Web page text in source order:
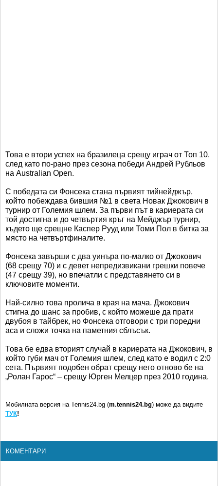
Това е втори успех на бразилеца срещу играч от Топ 10,
след като по-рано през сезона победи Андрей Рубльов
на Australian Open.
С победата си Фонсека стана първият тийнейджър,
който побеждава бившия №1 в света Новак Джокович в
турнир от Големия шлем. За първи път в кариерата си
той достигна и до четвъртия кръг на Мейджър турнир,
където ще срещне Каспер Рууд или Томи Пол в битка за
място на четвъртфиналите.
Фонсека завърши с два уинъра по-малко от Джокович
(68 срещу 70) и с девет непредизвикани грешки повече
(47 срещу 39), но впечатли с представянето си в
ключовите моменти.
Най-силно това пролича в края на мача. Джокович
стигна до шанс за пробив, с който можеше да прати
двубоя в тайбрек, но Фонсека отговори с три поредни
аса и сложи точка на паметния сблъсък.
Това бе едва вторият случай в кариерата на Джокович, в
който губи мач от Големия шлем, след като е водил с 2:0
сета. Първият подобен обрат срещу него отново бе на
„Ролан Гарос“ – срещу Юрген Мелцер през 2010 година.
Мобилната версия на Tennis24.bg (m.tennis24.bg) може да видите
ТУК!
КОМЕНТАРИ